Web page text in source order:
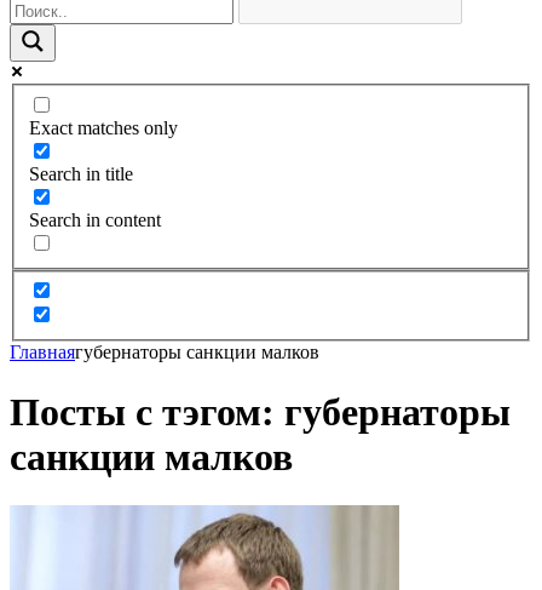
Exact matches only
Search in title
Search in content
Главнаягубернаторы санкции малков
Посты с тэгом: губернаторы
санкции малков